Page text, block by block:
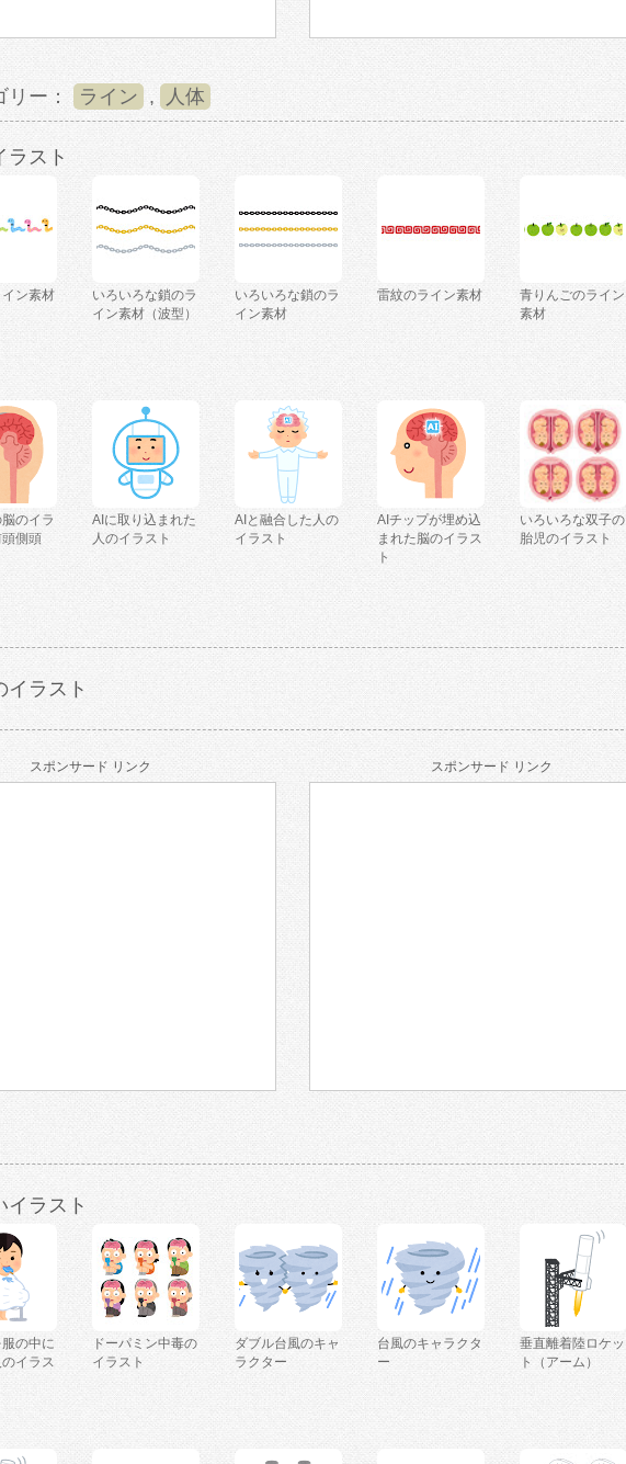
リー： ライン , 人体
ラスト
ン素材
いろいろな鎖のラ
イン素材（波型）
いろいろな鎖のラ
イン素材
雷紋のライン素材
青りんごのライン
素材
のイラ
側頭
AIに取り込まれた
人のイラスト
AIと融合した人の
イラスト
AIチップが埋め込
まれた脳のイラス
ト
いろいろな双子の
胎児のイラスト
イラスト
スポンサード リンク スポンサード リンク
イラスト
の中に
イラス
ドーパミン中毒の
イラスト
ダブル台風のキャ
ラクター
台風のキャラクタ
ー
垂直離着陸ロケッ
ト（アーム）